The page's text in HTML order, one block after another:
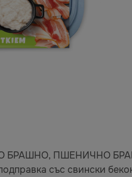
БРАШНО, ПШЕНИЧНО
със свински